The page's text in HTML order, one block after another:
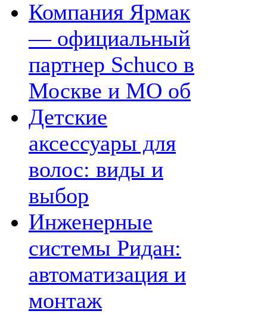
Компания Ярмак
— официальный
партнер Schuco в
Москве и МО об
Детские
аксессуары для
волос: виды и
выбор
Инженерные
системы Ридан:
автоматизация и
монтаж